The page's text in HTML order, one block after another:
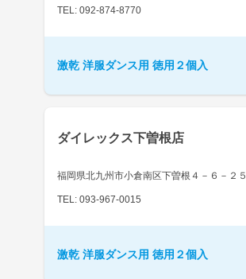
TEL: 092-874-8770
激乾 洋服ダンス用 徳用２個入
ダイレックス下曽根店
福岡県北九州市小倉南区下曽根４－６－２５
TEL: 093-967-0015
激乾 洋服ダンス用 徳用２個入